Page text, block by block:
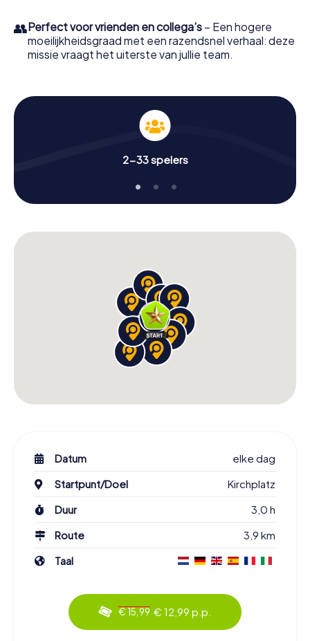
👥Perfect voor vrienden en collega’s – Een hogere
moeilijkheidsgraad met een razendsnel verhaal: deze
missie vraagt het uiterste van jullie team.
2-33 spelers
Datum
elke dag
Startpunt/Doel
Kirchplatz
Duur
3,0 h
Route
3,9 km
Taal
€ 15,99 € 12,99 p.p.